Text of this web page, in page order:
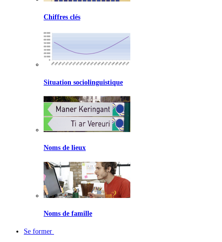
Chiffres clés
Situation sociolinguistique
Noms de lieux
Noms de famille
Se former